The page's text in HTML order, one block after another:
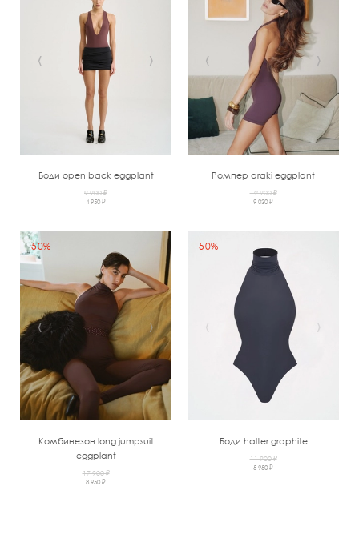
‹ ›
Боди open back eggplant
9 900 ₽
4 950 ₽
‹ ›
Ромпер araki eggplant
12 900 ₽
9 030 ₽
‹ ›
-50%
Комбинезон long jumpsuit
eggplant
17 900 ₽
8 950 ₽
‹ ›
-50%
Боди halter graphite
11 900 ₽
5 950 ₽